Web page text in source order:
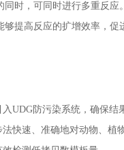
同时，可同时进行多重反
够提高反应的扩增效率，促
入UDG防污染系统，确保结
快速、准确地对动物、植